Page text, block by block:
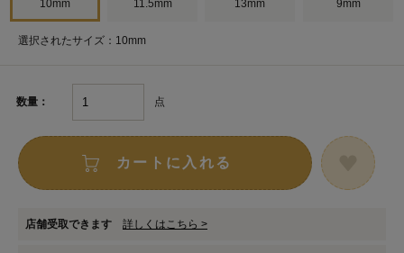
10mm 11.5mm 13mm 9mm
選択されたサイズ：10mm
数量： 点
カートに入れる
店舗受取できます 詳しくはこちら >